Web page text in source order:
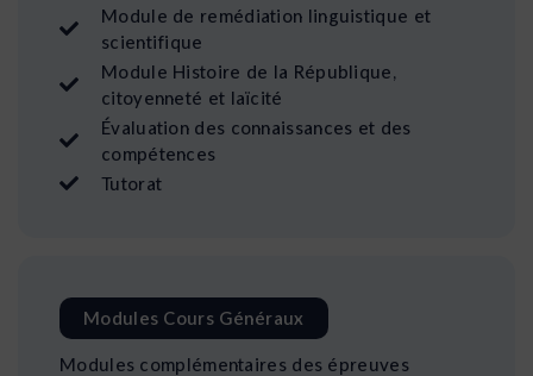
Module de remédiation linguistique et
scientifique
Module Histoire de la République,
citoyenneté et laïcité
Évaluation des connaissances et des
compétences
Tutorat
Modules Cours Généraux
Modules complémentaires des épreuves